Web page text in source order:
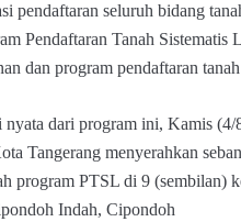
pendaftaran seluruh bidang
Pendaftaran Tanah Sistematis
dan program pendaftaran
nyata dari program ini, Kamis
Tangerang menyerahkan
program PTSL di 9 (sembilan)
Indah, Cipondoh